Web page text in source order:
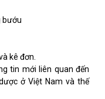
bướu
kê đơn.
tin mới liên quan đến
ở Việt Nam và thế